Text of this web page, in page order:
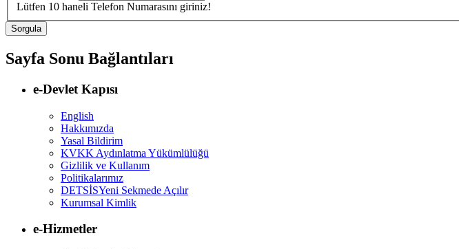
Lütfen 10 haneli Telefon Numarasını giriniz!
Sayfa Sonu Bağlantıları
e-Devlet Kapısı
English
Hakkımızda
Yasal Bildirim
KVKK Aydınlatma Yükümlülüğü
Gizlilik ve Kullanım
Politikalarımız
DETSİSYeni Sekmede Açılır
Kurumsal Kimlik
e-Hizmetler